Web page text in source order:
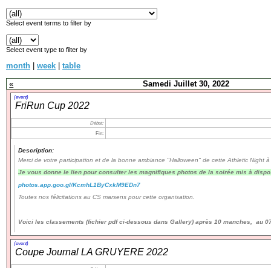
Ski ALPIN
Triathlon
Ski Nordique
Courses à pieds
Athlétisme
Slalom In-Line
Caisse à savon
Coupe "Journal La Gruyère"
Hippisme
Marche
Archives
Navigation
recherche
site map
Ouverture de session
Select event terms to filter by
Select event type to filter by
month | week | table
«
Samedi Juillet 30, 2022
(event)
FriRun Cup 2022
Début:
Fin:
Description:
Merci de votre participation et de la bonne ambiance "Halloween" de cette Athletic Night à
Je vous donne le lien pour consulter les magnifiques photos de la soirée mis à
photos.app.goo.gl/KcmhL1ByCxkM9EDn7
Toutes nos félicitations au CS marsens pour cette organisation.
Voici les classements (fichier pdf ci-dessous dans Gallery) après 10 manches, au
(event)
Coupe Journal LA GRUYERE 2022